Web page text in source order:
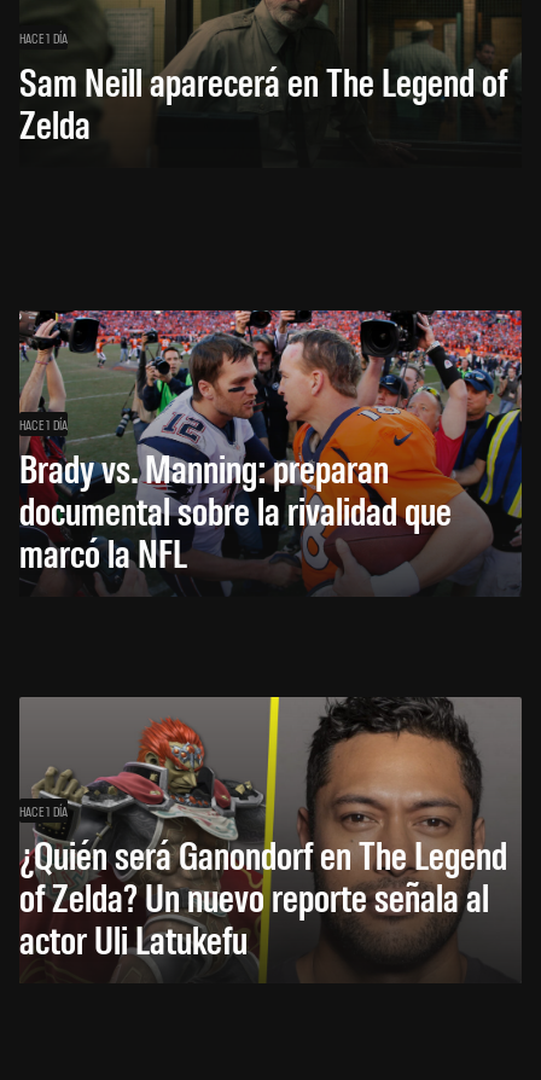
HACE 1 DÍA
Sam Neill aparecerá en The Legend of
Zelda
HACE 1 DÍA
Brady vs. Manning: preparan
documental sobre la rivalidad que
marcó la NFL
HACE 1 DÍA
¿Quién será Ganondorf en The Legend
of Zelda? Un nuevo reporte señala al
actor Uli Latukefu